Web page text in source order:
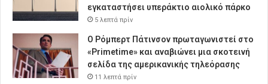
εγκαταστήσει υπεράκτιο αιολικό πάρκο
5 λεπτά πρίν
Ο Ρόμπερτ Πάτινσον πρωταγωνιστεί στο
«Primetime» και αναβιώνει μια σκοτεινή
σελίδα της αμερικανικής τηλεόρασης
11 λεπτά πρίν